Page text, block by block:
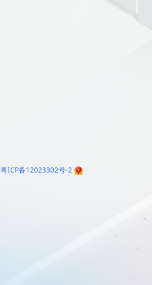
粤ICP备12023302号-2